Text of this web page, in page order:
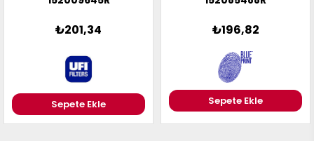
₺201,34
Sepete Ekle
₺196,82
Sepete Ekle